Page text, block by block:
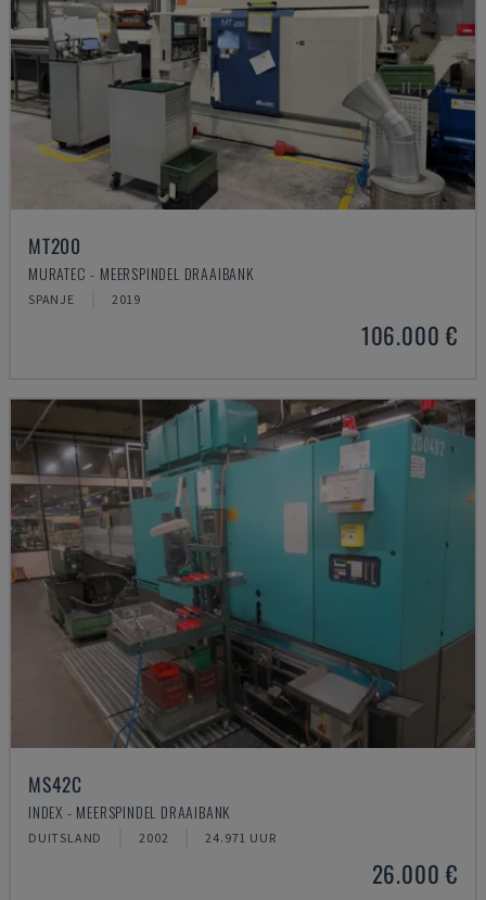
MT200
MURATEC - MEERSPINDEL DRAAIBANK
SPANJE 2019
106.000 €
MS42C
INDEX - MEERSPINDEL DRAAIBANK
DUITSLAND 2002 24.971 UUR
26.000 €